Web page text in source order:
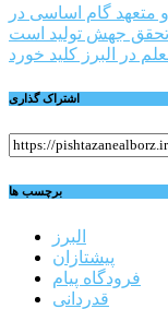
راهبری
نوشته
گام اساسی در
تحقق جهش توليد است
در البرز کلید خورد
اشتراک گذاری
برچسب ها
البرز
پیشتازان
فرودگاه پیام
قدردانی